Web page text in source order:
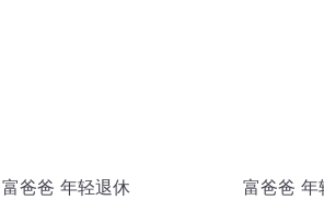
富爸爸 年轻退休 富爸爸 年